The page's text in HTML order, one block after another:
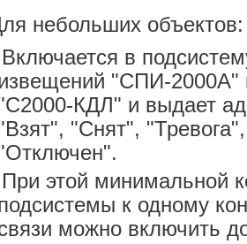
небольших объектов:
Включается в
"СПИ-2000А"
КДЛ" и выдает
"Снят",
При этой минимальной
к одному
можно включить